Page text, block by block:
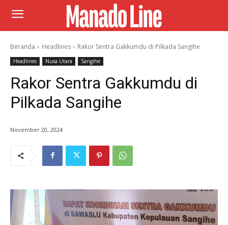
Beranda Headlines Rakor Sentra Gakkumdu di Pilkada Sangihe
Headlines Nusa Utara Sangihe
Rakor Sentra Gakkumdu di
Pilkada Sangihe
November 20, 2024